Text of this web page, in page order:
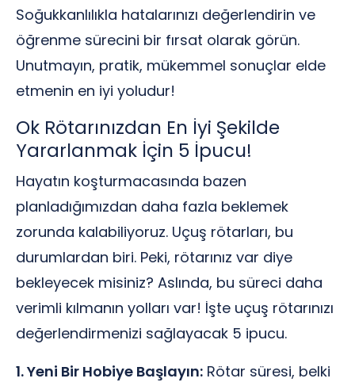
Soğukkanlılıkla hatalarınızı değerlendirin ve
öğrenme sürecini bir fırsat olarak görün.
Unutmayın, pratik, mükemmel sonuçlar elde
etmenin en iyi yoludur!
Ok Rötarınızdan En İyi Şekilde
Yararlanmak İçin 5 İpucu!
Hayatın koşturmacasında bazen
planladığımızdan daha fazla beklemek
zorunda kalabiliyoruz. Uçuş rötarları, bu
durumlardan biri. Peki, rötarınız var diye
bekleyecek misiniz? Aslında, bu süreci daha
verimli kılmanın yolları var! İşte uçuş rötarınızı
değerlendirmenizi sağlayacak 5 ipucu.
1. Yeni Bir Hobiye Başlayın: Rötar süresi, belki